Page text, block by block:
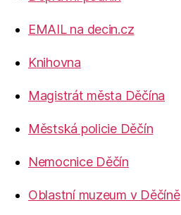
EMAIL na decin.cz
Knihovna
Magistrát města Děčína
Městská policie Děčín
Nemocnice Děčín
Oblastní muzeum v Děčíně